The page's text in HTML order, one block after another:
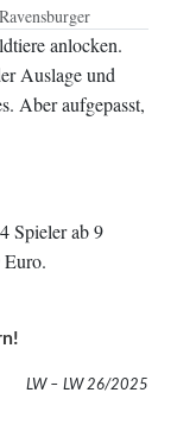
anlocken.
Auslage und
Aber aufgepasst,
Spieler ab 9
LW – LW 26/2025